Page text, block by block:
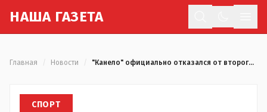
НАША ГАЗЕТА
Главная Новости "Канело" официально отказался от второго боя с GGG
СПОРТ